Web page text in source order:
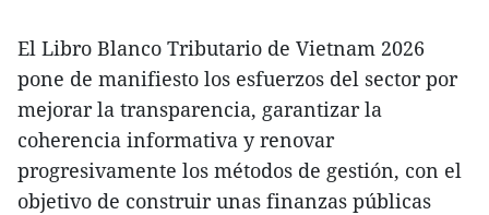
El Libro Blanco Tributario de Vietnam 2026
pone de manifiesto los esfuerzos del sector por
mejorar la transparencia, garantizar la
coherencia informativa y renovar
progresivamente los métodos de gestión, con el
objetivo de construir unas finanzas públicas